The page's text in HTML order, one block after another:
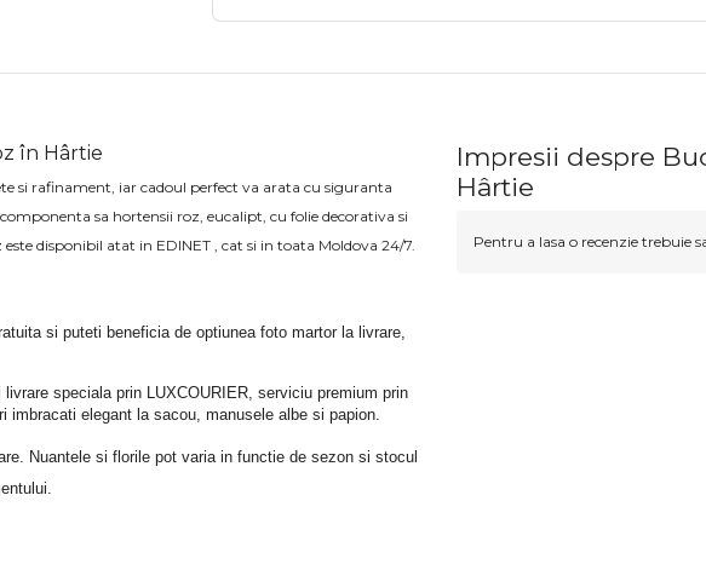
în Hârtie
si rafinament, iar cadoul perfect va arata cu siguranta
sa hortensii roz, eucalipt, cu folie decorativa si
disponibil atat in EDINET , cat si in toata Moldova 24/7.
si puteti beneficia de optiunea foto martor la livrare,
speciala prin LUXCOURIER, serviciu premium prin
elegant la sacou, manusele albe si papion.
Nuantele si florile pot varia in functie de sezon si stocul
Impresii despre
Hârtie
Pentru a lasa o recenzie trebuie